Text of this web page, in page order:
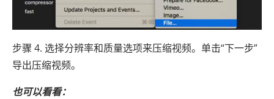
步骤 4. 选择分辨率和质量选项来压缩视频。单击“下一步”
导出压缩视频。
也可以看看：